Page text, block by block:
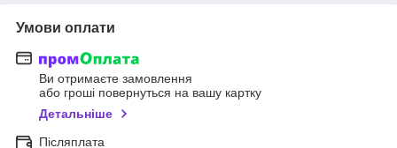
Умови оплати
Ви отримаєте замовлення
або гроші повернуться на вашу картку
Детальніше
Післяплата